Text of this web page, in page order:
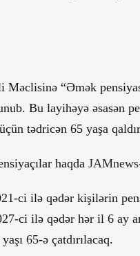
Məclisinə “Əmək
Bu layihəyə əsasən
tədricən 65 yaşa
haqda
ci ilə qədər kişilərin
ci ilə qədər hər il 6 ay
65-ə çatdırılacaq.